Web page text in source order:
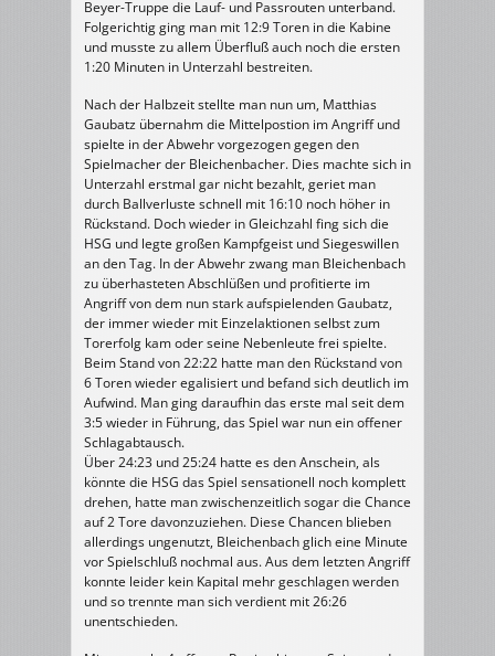
Beyer-Truppe die Lauf- und Passrouten unterband.
Folgerichtig ging man mit 12:9 Toren in die Kabine
und musste zu allem Überfluß auch noch die ersten
1:20 Minuten in Unterzahl bestreiten.
Nach der Halbzeit stellte man nun um, Matthias
Gaubatz übernahm die Mittelpostion im Angriff und
spielte in der Abwehr vorgezogen gegen den
Spielmacher der Bleichenbacher. Dies machte sich in
Unterzahl erstmal gar nicht bezahlt, geriet man
durch Ballverluste schnell mit 16:10 noch höher in
Rückstand. Doch wieder in Gleichzahl fing sich die
HSG und legte großen Kampfgeist und Siegeswillen
an den Tag. In der Abwehr zwang man Bleichenbach
zu überhasteten Abschlüßen und profitierte im
Angriff von dem nun stark aufspielenden Gaubatz,
der immer wieder mit Einzelaktionen selbst zum
Torerfolg kam oder seine Nebenleute frei spielte.
Beim Stand von 22:22 hatte man den Rückstand von
6 Toren wieder egalisiert und befand sich deutlich im
Aufwind. Man ging daraufhin das erste mal seit dem
3:5 wieder in Führung, das Spiel war nun ein offener
Schlagabtausch.
Über 24:23 und 25:24 hatte es den Anschein, als
könnte die HSG das Spiel sensationell noch komplett
drehen, hatte man zwischenzeitlich sogar die Chance
auf 2 Tore davonzuziehen. Diese Chancen blieben
allerdings ungenutzt, Bleichenbach glich eine Minute
vor Spielschluß nochmal aus. Aus dem letzten Angriff
konnte leider kein Kapital mehr geschlagen werden
und so trennte man sich verdient mit 26:26
unentschieden.